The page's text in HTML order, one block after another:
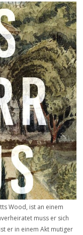
Wood, ist an einem
muss er sich
er in einem Akt mutiger